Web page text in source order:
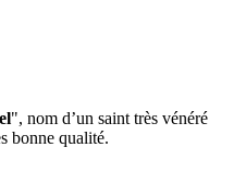
", nom d’un saint très vénéré
bonne qualité.